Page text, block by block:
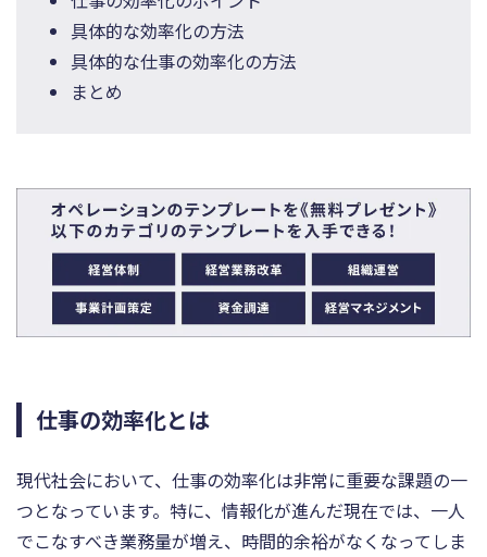
具体的な効率化の方法
具体的な仕事の効率化の方法
まとめ
仕事の効率化とは
現代社会において、仕事の効率化は非常に重要な課題の一
つとなっています。特に、情報化が進んだ現在では、一人
でこなすべき業務量が増え、時間的余裕がなくなってしま